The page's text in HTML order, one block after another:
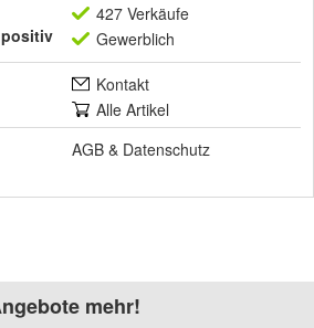
positiv
427 Verkäufe
Gewerblich
Kontakt
Alle Artikel
AGB & Datenschutz
mehr!